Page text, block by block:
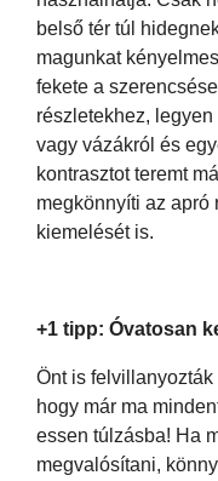
belső tér túl
magunkat
fekete a
részletekhez,
vagy vázákról és
kontrasztot teremt
megkönnyíti az apró
kiemelését is.
+1 tipp: Óvatosan
Önt is
hogy már ma
essen túlzásba! Ha
megvalósítani,